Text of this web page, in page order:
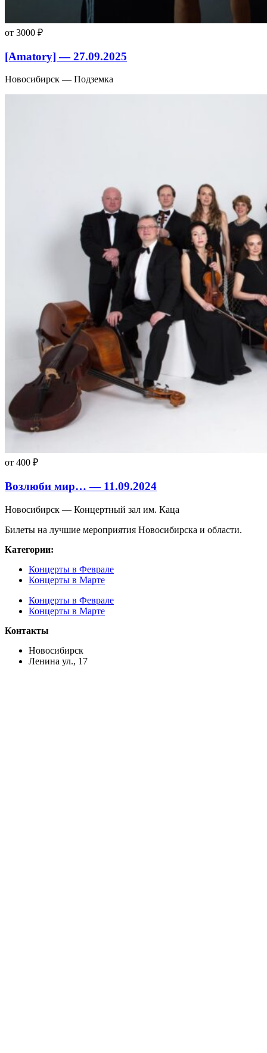
от 3000 ₽
[Amatory] — 27.09.2025
Новосибирск — Подземка
от 400 ₽
Возлюби мир… — 11.09.2024
Новосибирск — Концертный зал им. Каца
Билеты на лучшие мероприятия Новосибирска и области.
Категории:
Концерты в Феврале
Концерты в Марте
Концерты в Феврале
Концерты в Марте
Контакты
Новосибирск
Ленина ул., 17